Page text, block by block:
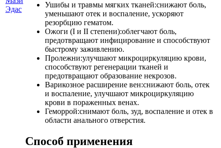
Ушибы и травмы мягких тканей:снижают боль,
уменьшают отек и воспаление, ускоряют
резорбцию гематом.
Ожоги (I и II степени):облегчают боль,
предотвращают инфицирование и способствуют
быстрому заживлению.
Пролежни:улучшают микроциркуляцию крови,
способствуют регенерации тканей и
предотвращают образование некрозов.
Варикозное расширение вен:снижают боль, отек
и воспаление, улучшают микроциркуляцию
крови в пораженных венаx.
Геморрой:снимают боль, зуд, воспаление и отек в
области анального отверстия.
Способ применения